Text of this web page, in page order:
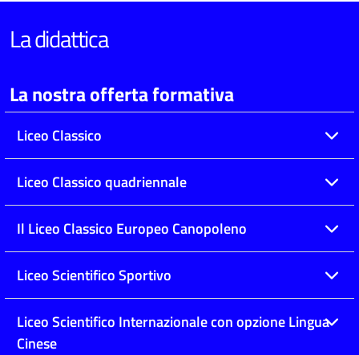
La didattica
La nostra offerta formativa
Liceo Classico
Liceo Classico quadriennale
Il Liceo Classico Europeo Canopoleno
Liceo Scientifico Sportivo
Liceo Scientifico Internazionale con opzione Lingua
Cinese